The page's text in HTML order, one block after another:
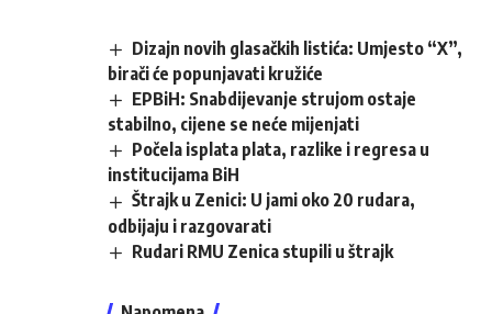
Dizajn novih glasačkih listića: Umjesto “X”,
birači će popunjavati kružiće
EPBiH: Snabdijevanje strujom ostaje
stabilno, cijene se neće mijenjati
Počela isplata plata, razlike i regresa u
institucijama BiH
Štrajk u Zenici: U jami oko 20 rudara,
odbijaju i razgovarati
Rudari RMU Zenica stupili u štrajk